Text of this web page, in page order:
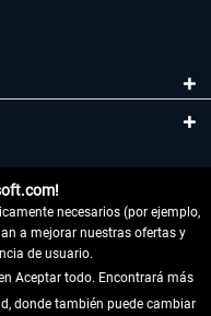
necesarios (por ejemplo,
a mejorar nuestras ofertas y
de usuario.
Aceptar todo. Encontrará más
donde también puede cambiar